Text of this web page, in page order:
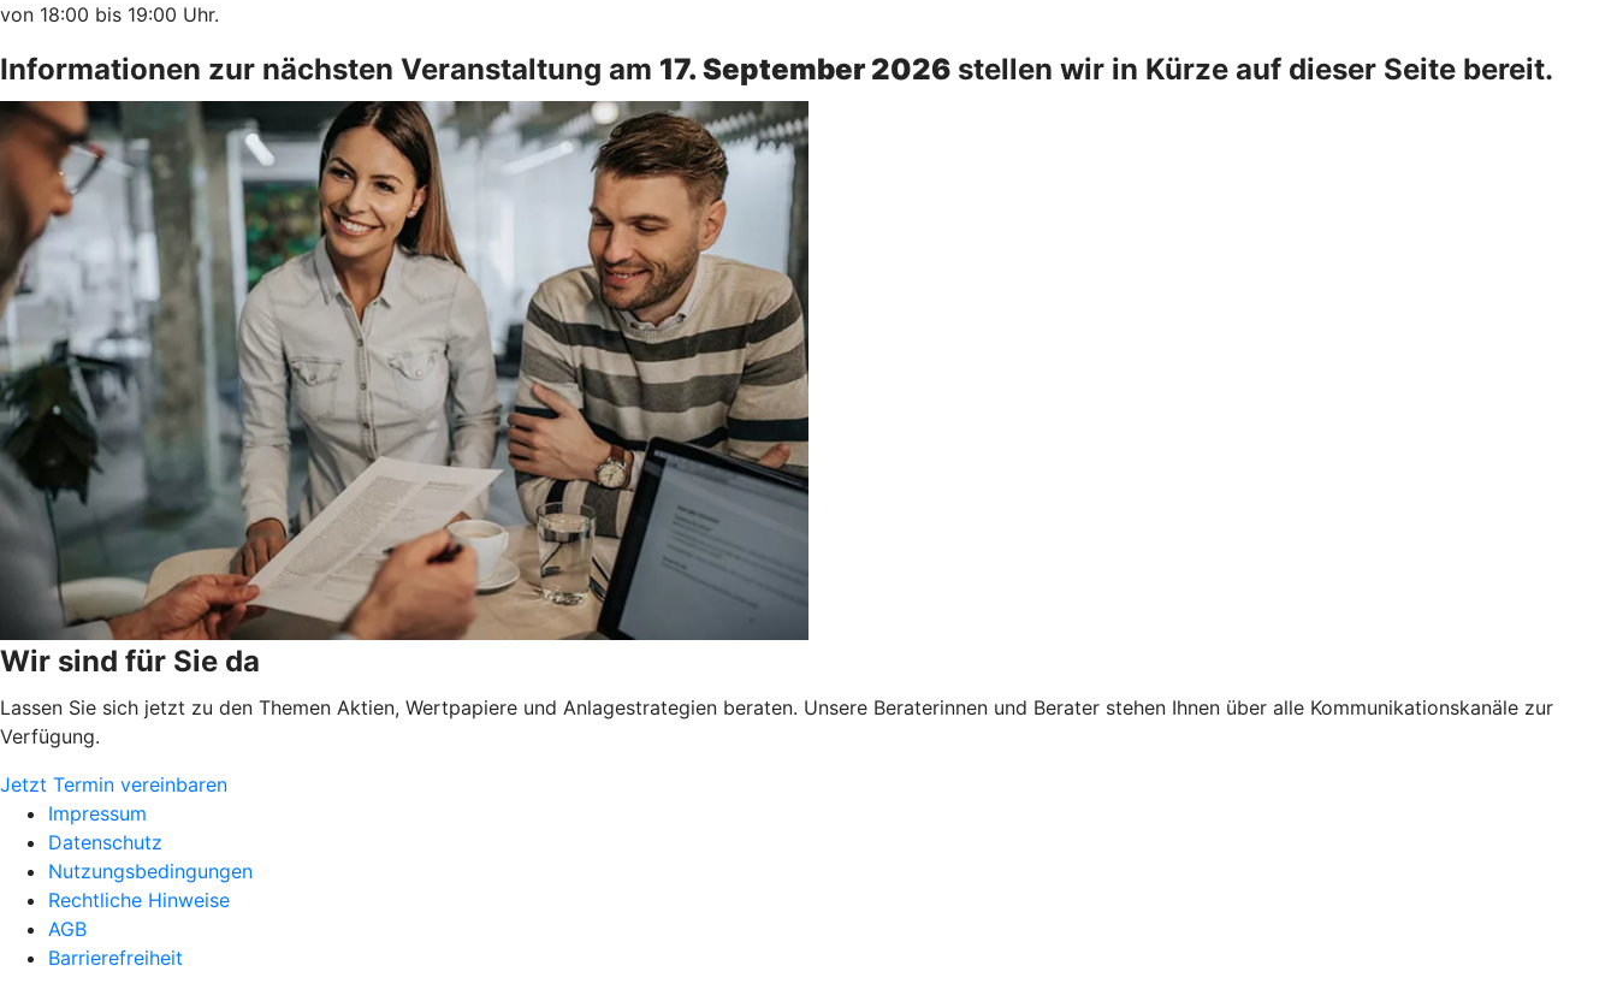
von 18:00 bis 19:00 Uhr.
Informationen zur nächsten Veranstaltung am 17. September 2026 stellen wir in Kürze auf dieser Seite bereit.
Wir sind für Sie da
Lassen Sie sich jetzt zu den Themen Aktien, Wertpapiere und Anlagestrategien beraten. Unsere Beraterinnen und Berater stehen Ihnen über alle Kommunikationskanäle zur
Verfügung.
Jetzt Termin vereinbaren
Impressum
Datenschutz
Nutzungsbedingungen
Rechtliche Hinweise
AGB
Barrierefreiheit